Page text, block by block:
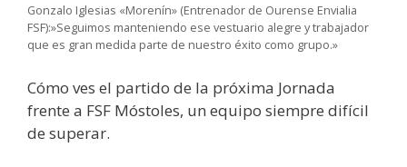
Gonzalo Iglesias «Morenín» (Entrenador de Ourense Envialia
FSF):»Seguimos manteniendo ese vestuario alegre y trabajador
que es gran medida parte de nuestro éxito como grupo.»
Cómo ves el partido de la próxima Jornada
frente a FSF Móstoles, un equipo siempre difícil
de superar.